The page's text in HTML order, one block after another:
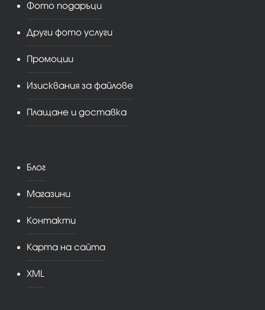
Фото подаръци
Други фото услуги
Промоции
Изисквания за файлове
Плащане и доставка
Блог
Магазини
Контакти
Карта на сайта
XML